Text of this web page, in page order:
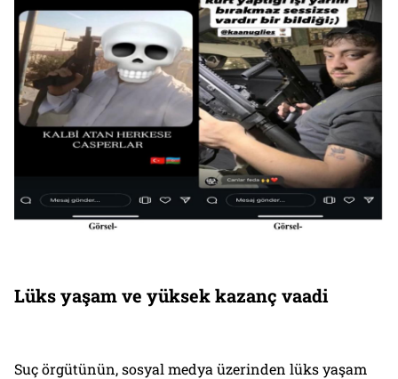
Lüks yaşam ve yüksek kazanç vaadi
Suç örgütünün, sosyal medya üzerinden lüks yaşam